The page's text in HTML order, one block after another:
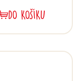
DO KOŠÍKU